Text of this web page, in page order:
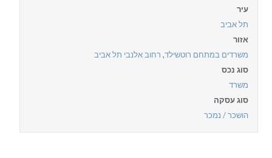
עיר
תל אביב
אזור
משרדים במתחם רוטשילד, רחוב אלנבי תל אביב
סוג נכס
משרד
סוג עסקה
הושכר / נמכר